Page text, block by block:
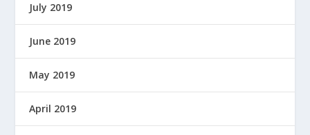
July 2019
June 2019
May 2019
April 2019